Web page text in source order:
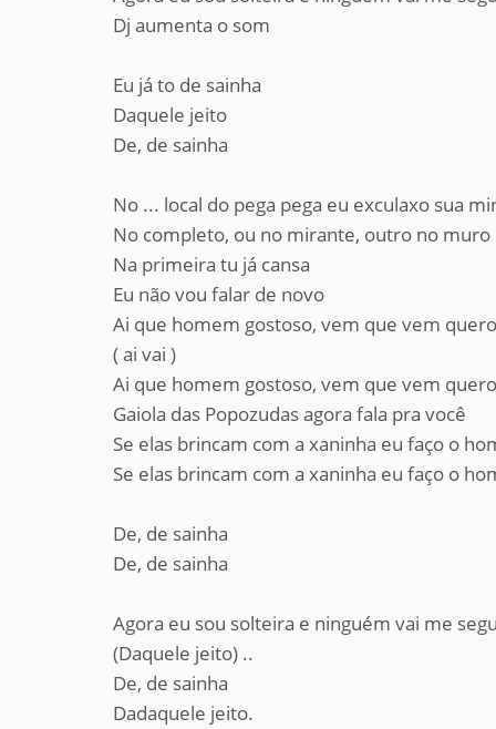
Dj aumenta o som
Eu já to de sainha
Daquele jeito
De, de sainha
No ... local do pega pega eu exculaxo sua
No completo, ou no mirante, outro no muro
Na primeira tu já cansa
Eu não vou falar de novo
Ai que homem gostoso, vem que vem
( ai vai )
Ai que homem gostoso, vem que vem
Gaiola das Popozudas agora fala pra você
Se elas brincam com a xaninha eu faço o
Se elas brincam com a xaninha eu faço o
De, de sainha
De, de sainha
Agora eu sou solteira e ninguém vai me
(Daquele jeito) ..
De, de sainha
Dadaquele jeito.